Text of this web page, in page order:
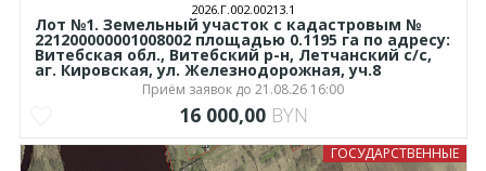
2026.Г.002.00213.1
Лот №1. Земельный участок с кадастровым №
221200000001008002 площадью 0.1195 га по адресу:
Витебская обл., Витебский р-н, Летчанский с/с,
аг. Кировская, ул. Железнодорожная, уч.8
Приём заявок до 21.08.26 16:00
16 000,00 BYN
ГОСУДАРСТВЕННЫЕ